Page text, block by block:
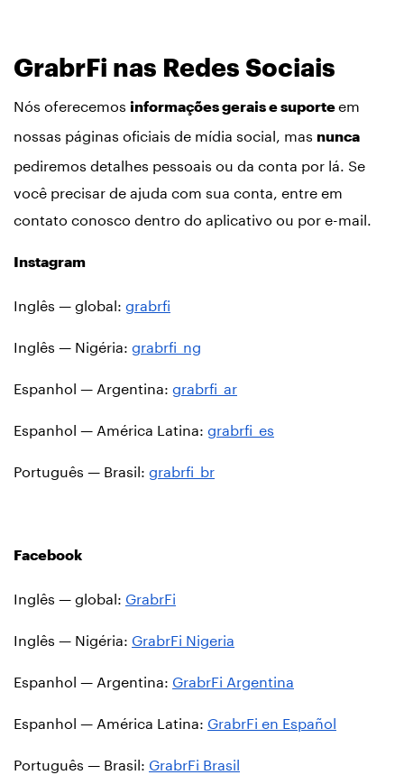
GrabrFi nas Redes Sociais
Nós oferecemos informações gerais e suporteem
nossas páginas oficiais de mídia social, mas nunca
pediremos detalhes pessoais ou da conta por lá. Se
você precisar de ajuda com sua conta, entre em
contato conosco dentro do aplicativo ou por e-mail.
Instagram
Inglês — global: grabrfi
Inglês — Nigéria: grabrfi_ng
Espanhol — Argentina: grabrfi_ar
Espanhol — América Latina: grabrfi_es
Português — Brasil: grabrfi_br
Facebook
Inglês — global: GrabrFi
Inglês — Nigéria: GrabrFi Nigeria
Espanhol — Argentina: GrabrFi Argentina
Espanhol — América Latina: GrabrFi en Español
Português — Brasil: GrabrFi Brasil